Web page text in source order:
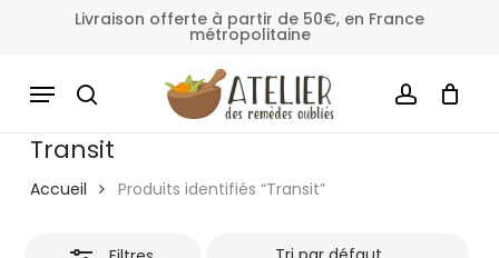
content
Livraison offerte à partir de 50€, en France
métropolitaine
SEARCH ACCOUNT
MENU panier
Transit
Accueil Produits identifiés “Transit”
filtres